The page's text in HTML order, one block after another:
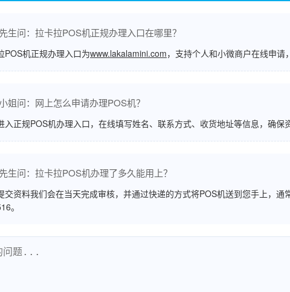
生问：拉卡拉POS机正规办理入口在哪里？
POS机正规办理入口为www.lakalamini.com，支持个人和小微商户在线申请
姐问：网上怎么申请办理POS机？
入正规POS机办理入口，在线填写姓名、联系方式、收货地址等信息，确保
生问：拉卡拉POS机办理了多久能用上？
交资料我们会在当天完成审核，并通过快递的方式将POS机送到您手上，通
。